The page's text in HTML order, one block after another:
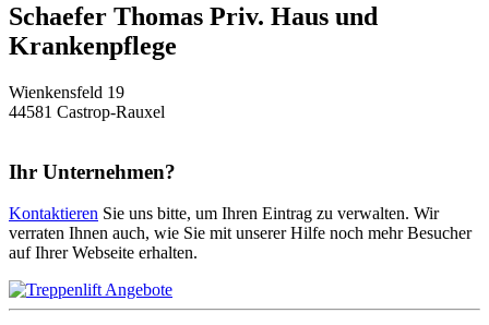
Schaefer Thomas Priv. Haus und
Krankenpflege
Wienkensfeld 19
44581 Castrop-Rauxel
Ihr Unternehmen?
Kontaktieren Sie uns bitte, um Ihren Eintrag zu verwalten. Wir
verraten Ihnen auch, wie Sie mit unserer Hilfe noch mehr Besucher
auf Ihrer Webseite erhalten.